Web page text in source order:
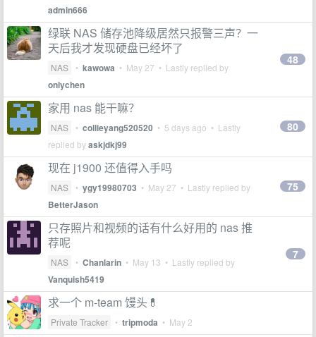
admin666
绿联 NAS 储存池降级居然只报警三声？一
天后我才发现硬盘已经坏了
NAS • kawowa • May 27 • Lastly replied by
onlychen
48
家用 nas 能干嘛？
NAS • collieyang520520 • 5 days ago • Lastly
replied byaskjdkj99
80
现在 j1900 还值得入手吗
NAS • ygy19980703 • May 27 • Lastly replied by
BetterJason
75
只存照片和视频的话有什么好用的 nas 推
荐呢
NAS • Chanlarin • May 13 • Lastly replied by
Vanquish5419
7
求一个 m-team 馒头💊
Private Tracker • tripmoda • May 2